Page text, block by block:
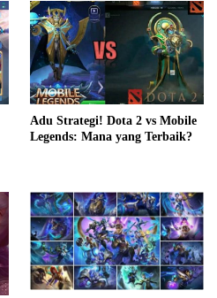
Adu Strategi! Dota 2 vs Mobile
Legends: Mana yang Terbaik?